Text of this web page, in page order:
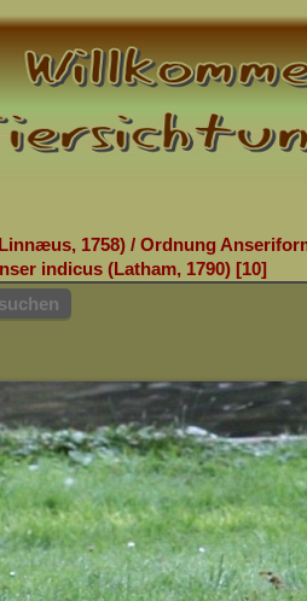
1758) / Ordnung
indicus (Latham, 1790) 10